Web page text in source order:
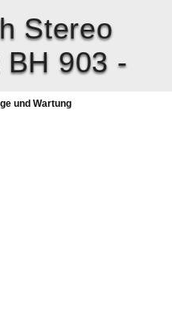
Stereo
BH 903 -
und Wartung